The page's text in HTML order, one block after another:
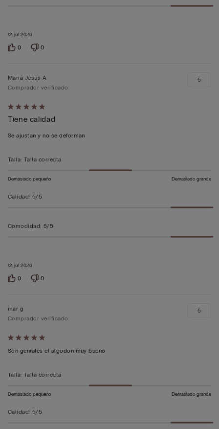
12 jul 2026
0 0
Calificación
de
5
5
12 jul 2026
Maria Jesus A
Comprador verificado
Tiene calidad
Se ajustan y no se deforman
5
Talla: Talla correcta
Demasiado pequeño Demasiado grande
Calidad: 5/5
Comodidad: 5/5
0 0
Calificación
de
sobre
mar g
Comprador verificado
Son geniales el algodón muy bueno
5
Talla: Talla correcta
Demasiado pequeño Demasiado grande
Calidad: 5/5